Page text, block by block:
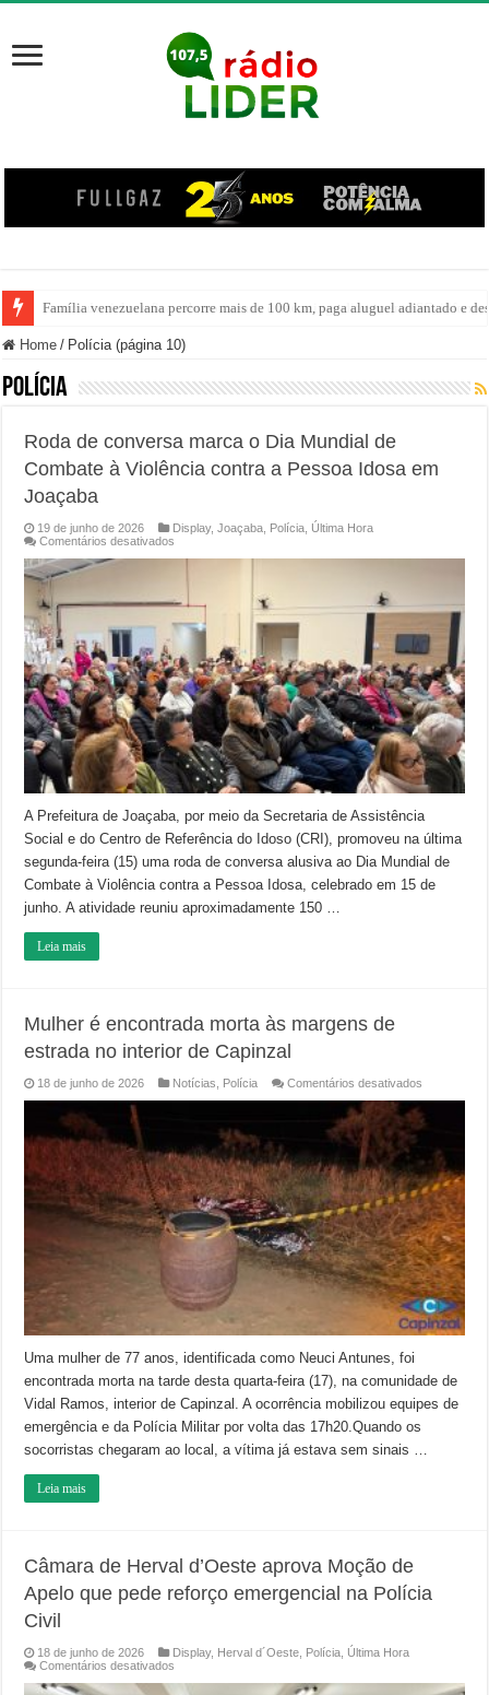
Centro de ciclone fica sobre o oceano e não atinge diretamente SC,
Home / Polícia (página 10)
Polícia
Roda de conversa marca o Dia Mundial de
Combate à Violência contra a Pessoa Idosa em
Joaçaba
19 de junho de 2026 Display,Joaçaba Polícia Última Hora
Comentários desativados
o
Mundial
Combate
à
Violência
contra
a
Pessoa
Idosa
em
Joaçaba
A Prefeitura de Joaçaba, por meio da Secretaria de Assistência
Social e do Centro de Referência do Idoso (CRI), promoveu na última
segunda-feira (15) uma roda de conversa alusiva ao Dia Mundial de
Combate à Violência contra a Pessoa Idosa, celebrado em 15 de
junho. A atividade reuniu aproximadamente 150 …
Leia mais
Mulher é encontrada morta às margens de
estrada no interior de Capinzal
18 de junho de 2026 Notícias Polícia Comentários desativados
encontrada
margens
de
estrada
no
interior
de
Capinzal
Uma mulher de 77 anos, identificada como Neuci Antunes, foi
encontrada morta na tarde desta quarta-feira (17), na comunidade de
Vidal Ramos, interior de Capinzal. A ocorrência mobilizou equipes de
emergência e da Polícia Militar por volta das 17h20.Quando os
socorristas chegaram ao local, a vítima já estava sem sinais …
Leia mais
Câmara de Herval d’Oeste aprova Moção de
Apelo que pede reforço emergencial na Polícia
Civil
18 de junho de 2026 Display, Herval d´Oeste Polícia Última Hora
Comentários desativados